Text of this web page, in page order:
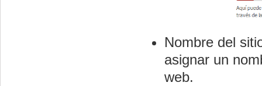
Nombre del
asignar un
web.